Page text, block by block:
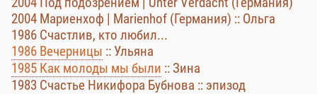
2004 Мариенхоф | Marienhof (Германия) :: Ольга
1986 Счастлив, кто любил...
1986 Вечерницы :: Ульяна
1985 Как молоды мы были :: Зина
1983 Счастье Никифора Бубнова :: эпизод